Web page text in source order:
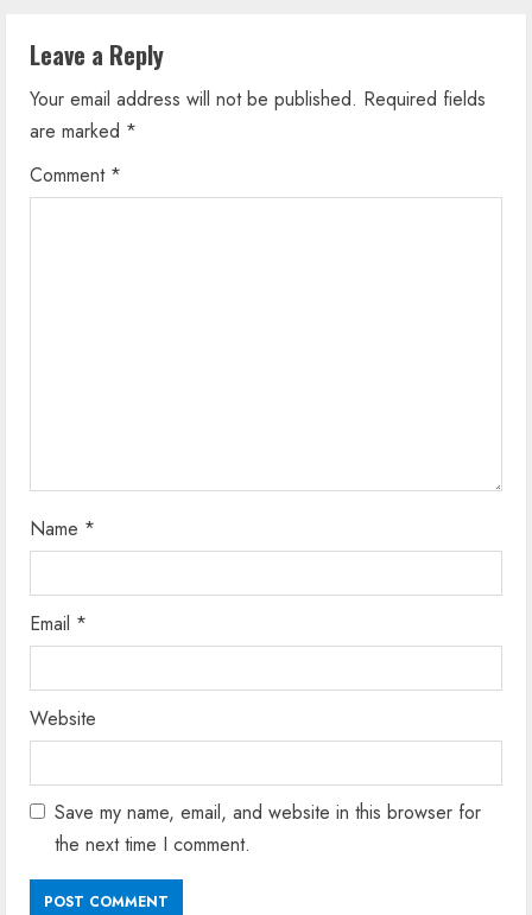
u
e
R
e
Leave a Reply
Your email address will not be published. Required fields
are marked *
Comment *
Name *
Email *
Website
Save my name, email, and website in this browser for
the next time I comment.